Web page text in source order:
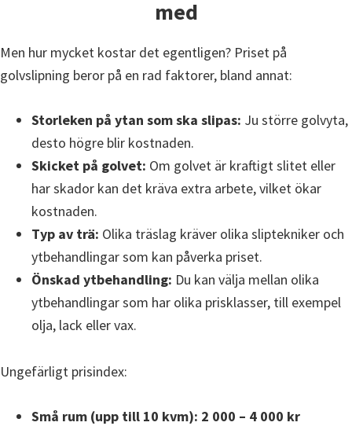
med
Men hur mycket kostar det egentligen? Priset på
golvslipning beror på en rad faktorer, bland annat:
Storleken på ytan som ska slipas: Ju större golvyta,
desto högre blir kostnaden.
Skicket på golvet: Om golvet är kraftigt slitet eller
har skador kan det kräva extra arbete, vilket ökar
kostnaden.
Typ av trä: Olika träslag kräver olika sliptekniker och
ytbehandlingar som kan påverka priset.
Önskad ytbehandling: Du kan välja mellan olika
ytbehandlingar som har olika prisklasser, till exempel
olja, lack eller vax.
Ungefärligt prisindex:
Små rum (upp till 10 kvm): 2 000 – 4 000 kr